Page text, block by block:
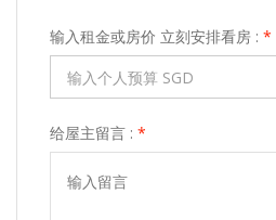
输入租金或房价 立刻安排看房 : *
给屋主留言 : *